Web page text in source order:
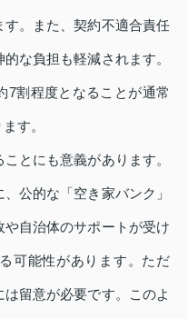
。また、契約不適合責任
な負担も軽減されます。
7割程度となることが通常
す。
とにも意義があります。
公的な「空き家バンク」
自治体のサポートが受け
可能性があります。ただ
留意が必要です。このよ